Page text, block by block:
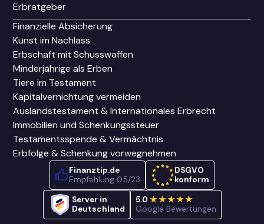
Erbratgeber
Finanzielle Absicherung
Kunst im Nachlass
Erbschaft mit Schusswaffen
Minderjährige als Erben
Tiere im Testament
Kapitalvernichtung vermeiden
Auslandstestament & Internationales Erbrecht
Immobilien und Schenkungssteuer
Testamentsspende & Vermächtnis
Erbfolge & Schenkung vorwegnehmen
Finanztip.de
Empfehlung 05/23
DSGVO
konform
Server in
Deutschland
5.0 ★★★★★
Google Bewertungen